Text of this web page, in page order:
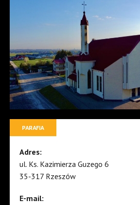
PARAFIA
Adres:
ul. Ks. Kazimierza Guzego 6
35-317 Rzeszów
E-mail: